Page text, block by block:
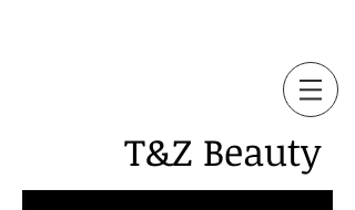
T&Z Beauty